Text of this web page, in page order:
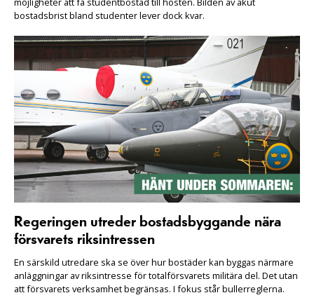
bostadsbrist bland studenter lever dock kvar.
Regeringen utreder bostadsbyggande nära
försvarets riksintressen
En särskild utredare ska se över hur bostäder kan byggas närmare
anläggningar av riksintresse för totalförsvarets militära del. Det utan
att försvarets verksamhet begränsas. I fokus står bullerreglerna.